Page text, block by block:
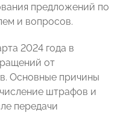
предложений по
и вопросов.
2024 года в
от
Основные причины
штрафов и
передачи